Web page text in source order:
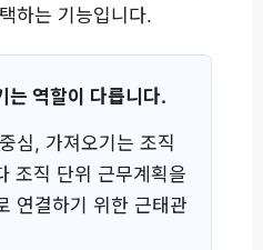
하는 기능입니다.
는 역할이 다릅니다.
심, 가져오기는 조직
조직 단위 근무계획을
연결하기 위한 근태관